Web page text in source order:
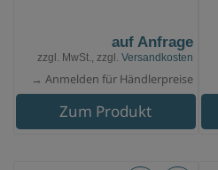
auf Anfrage
zzgl. MwSt., zzgl. Versandkosten
→ Anmelden für Händlerpreise
Zum Produkt